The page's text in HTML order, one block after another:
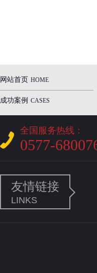
网站首页 HOME
成功案例 CASES
全国服务热线：
0577-
友情链接
LINKS